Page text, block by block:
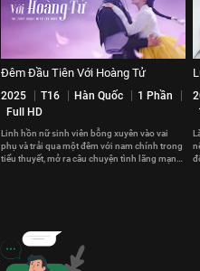
Đêm Đầu Tiên Với Hoàng Tử
2025 T16 Hàn Quốc
1 Phần
Full HD
Linh hồn nữ sinh viên bỗng xuyên vào vai
phụ và trải qua một đêm với nam chính trong
tiểu thuyết, mở ra câu chuyện tình lãng mạn